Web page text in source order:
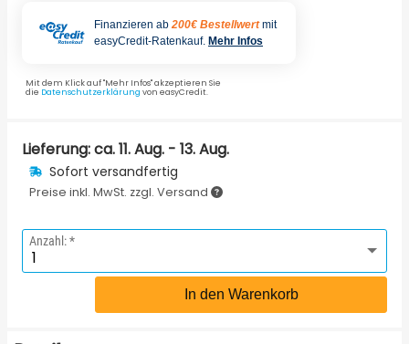
Finanzieren ab 200€ Bestellwert mit
easyCredit-Ratenkauf. Mehr Infos
Mit dem Klick auf "Mehr Infos" akzeptieren Sie
die Datenschutzerklärung von easyCredit.
Lieferung: ca.11. Aug. - 13. Aug.
Sofort versandfertig
Preise inkl. MwSt. zzgl. Versand
Anzahl:
In den Warenkorb